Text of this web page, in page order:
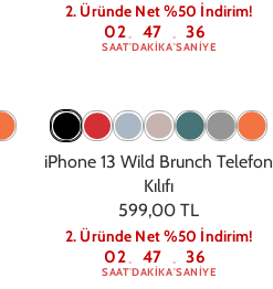
2. Üründe Net %50 İndirim!
02
SAAT: 47
DAKIKA: 36
SANIYE
iPhone 13 Wild Brunch Telefon
Kılıfı
599,00 TL
2. Üründe Net %50 İndirim!
02
SAAT: 47
DAKIKA: 36
SANIYE